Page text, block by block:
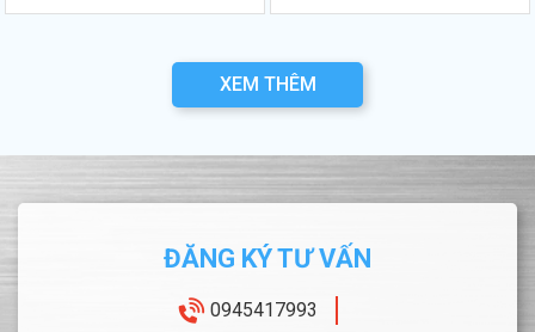
XEM THÊM
ĐĂNG KÝ TƯ VẤN
0945417993